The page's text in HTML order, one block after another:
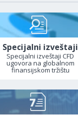
Specijalni izveštaji
Specijalni izveštaji CFD
ugovora na globalnom
finansijskom tržištu